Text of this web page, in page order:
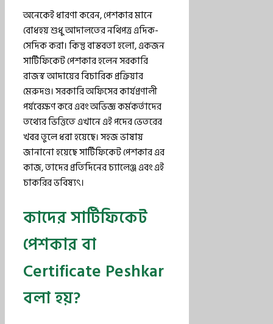
অনেকেই ধারণা করেন, পেশকার মানে
বোধহয় শুধু আদালতের নথিপত্র এদিক-
সেদিক করা। কিন্তু বাস্তবতা হলো, একজন
সার্টিফিকেট পেশকার হলেন সরকারি
রাজস্ব আদায়ের বিচারিক প্রক্রিয়ার
মেরুদণ্ড। সরকারি অফিসের কার্যপ্রণালী
পর্যবেক্ষণ করে এবং অভিজ্ঞ কর্মকর্তাদের
তথ্যের ভিত্তিতে এখানে এই পদের ভেতরের
খবর তুলে ধরা হয়েছে। সহজ ভাষায়
জানানো হয়েছে সার্টিফিকেট পেশকার এর
কাজ, তাদের প্রতিদিনের চ্যালেঞ্জ এবং এই
চাকরির ভবিষ্যৎ।
কাদের সার্টিফিকেট
পেশকার বা
Certificate Peshkar
বলা হয়?